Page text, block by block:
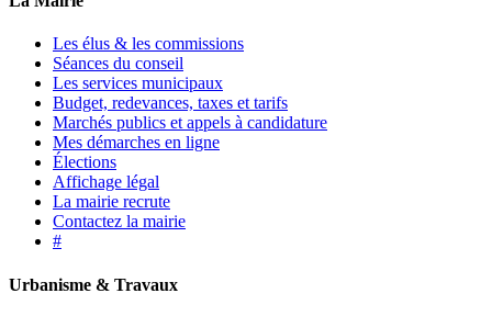
Les élus & les commissions
Séances du conseil
Les services municipaux
Budget, redevances, taxes et tarifs
Marchés publics et appels à candidature
Mes démarches en ligne
Élections
Affichage légal
La mairie recrute
Contactez la mairie
#
Urbanisme & Travaux